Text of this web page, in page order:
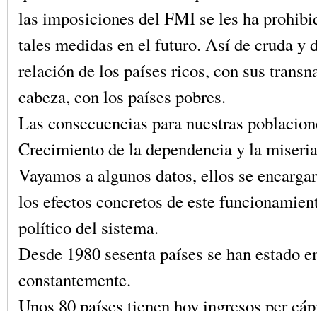
las imposiciones del FMI se les ha
tales medidas en el futuro. Así de cruda y
relación de los países ricos, con sus
cabeza, con los países pobres.
Las consecuencias para nuestras
Crecimiento de la dependencia y la
Vayamos a algunos datos, ellos se
los efectos concretos de este
político del sistema.
Desde 1980 sesenta países se han estado
constantemente.
Unos 80 países tienen hoy ingresos per